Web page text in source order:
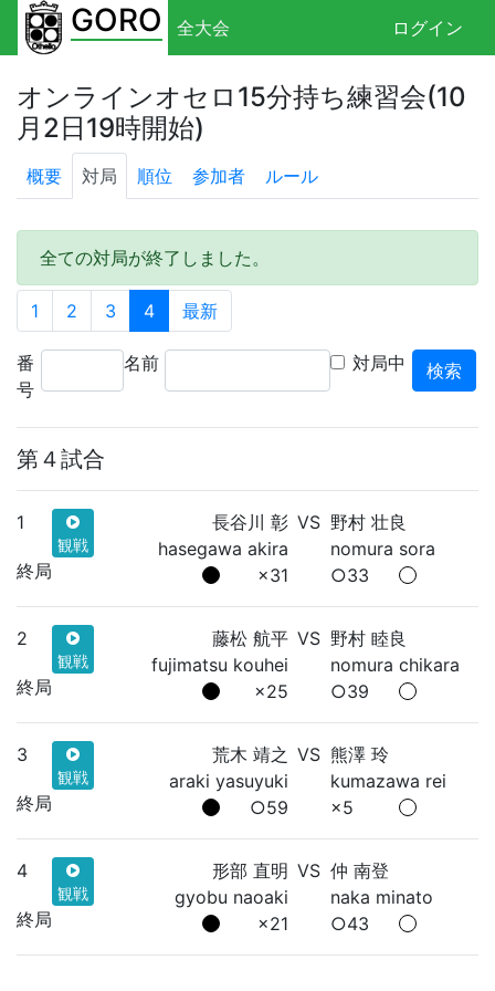
GORO 全大会 ログイン
オンラインオセロ15分持ち練習会(10
月2日19時開始)
概要 対局 順位 参加者 ルール
全ての対局が終了しました。
1 2 3 4 最新
番
号
名前 対局中
第４試合
1
観戦
終局
長谷川 彰
hasegawa akira
×31
VS 野村 壮良
nomura sora
○33
2
観戦
終局
藤松 航平
fujimatsu kouhei
×25
VS 野村 睦良
nomura chikara
○39
3
観戦
終局
荒木 靖之
araki yasuyuki
○59
VS 熊澤 玲
kumazawa rei
×5
4
観戦
終局
形部 直明
gyobu naoaki
×21
VS 仲 南登
naka minato
○43